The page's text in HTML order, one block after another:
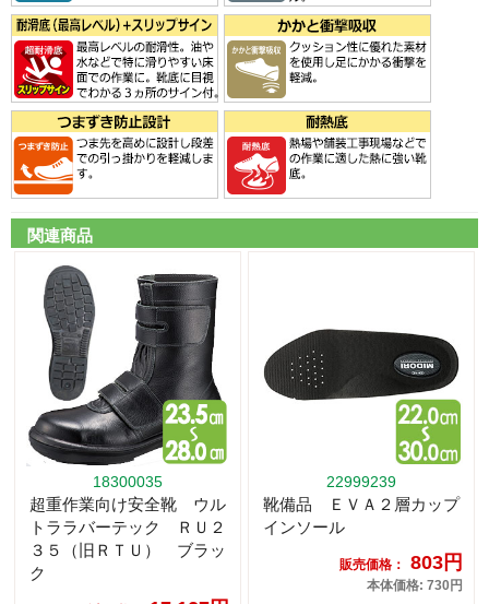
関連商品
18300035
超重作業向け安全靴 ウル
トララバーテック ＲＵ２
３５（旧ＲＴＵ） ブラッ
ク
22999239
靴備品 ＥＶＡ２層カップ
インソール
販売価格： 803円
本体価格: 730円